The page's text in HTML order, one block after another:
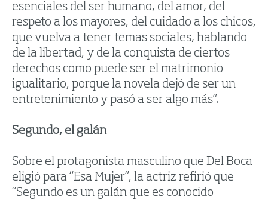
esenciales del ser humano, del amor, del
respeto a los mayores, del cuidado a los chicos,
que vuelva a tener temas sociales, hablando
de la libertad, y de la conquista de ciertos
derechos como puede ser el matrimonio
igualitario, porque la novela dejó de ser un
entretenimiento y pasó a ser algo más”.
Segundo, el galán
Sobre el protagonista masculino que Del Boca
eligió para “Esa Mujer”, la actriz refirió que
“Segundo es un galán que es conocido